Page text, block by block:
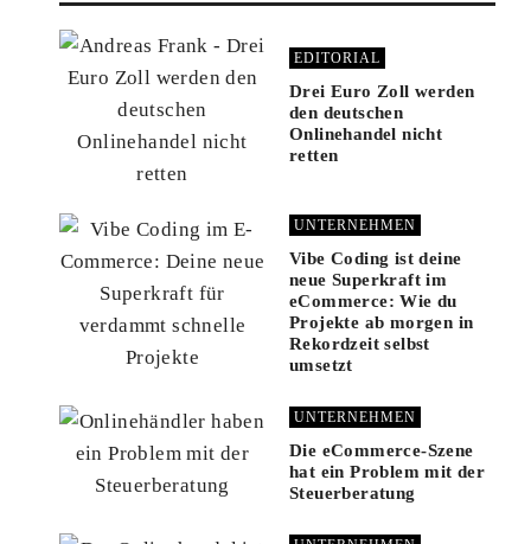
EDITORIAL
Drei Euro Zoll werden
den deutschen
Onlinehandel nicht
retten
UNTERNEHMEN
Vibe Coding ist deine
neue Superkraft im
eCommerce: Wie du
Projekte ab morgen in
Rekordzeit selbst
umsetzt
UNTERNEHMEN
Die eCommerce-Szene
hat ein Problem mit der
Steuerberatung